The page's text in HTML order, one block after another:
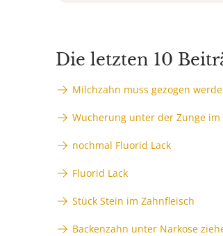
Die letzten 10
Milchzahn muss gezogen
Wucherung unter der Zunge
nochmal Fluorid Lack
Fluorid Lack
Stück Stein im Zahnfleisch
Backenzahn unter Narkose